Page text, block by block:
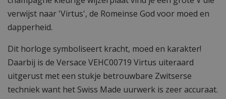
verwijst naar 'Virtus', de Romeinse God voor moed en
dapperheid.
Dit horloge symboliseert kracht, moed en karakter!
Daarbij is de Versace VEHC00719 Virtus uiteraard
uitgerust met een stukje betrouwbare Zwitserse
techniek want het Swiss Made uurwerk is zeer accuraat.